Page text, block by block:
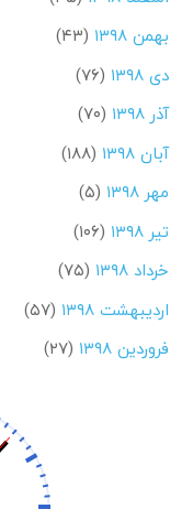
بهمن ۱۳۹۸
(۴۳)
دی ۱۳۹۸
(۷۶)
آذر ۱۳۹۸
(۷۰)
آبان ۱۳۹۸
(۱۸۸)
مهر ۱۳۹۸
(۵)
تیر ۱۳۹۸
(۱۰۶)
خرداد ۱۳۹۸
(۷۵)
اردیبهشت ۱۳۹۸
(۵۷)
فروردین ۱۳۹۸
(۲۷)